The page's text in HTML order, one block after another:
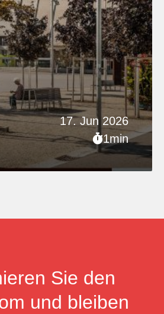
17. Jun 2026
1min
Sie den
und bleiben